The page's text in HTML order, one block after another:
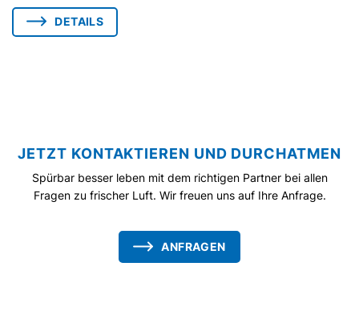
DETAILS
JETZT KONTAKTIEREN UND DURCHATMEN
Spürbar besser leben mit dem richtigen Partner bei allen
Fragen zu frischer Luft. Wir freuen uns auf Ihre Anfrage.
ANFRAGEN